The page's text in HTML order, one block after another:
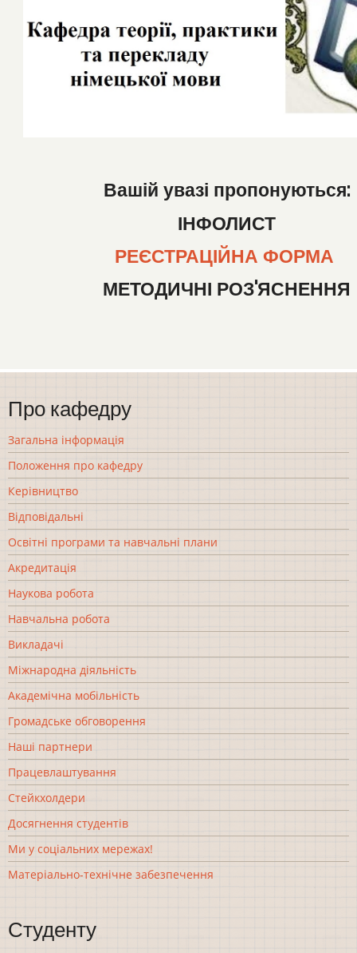
Вашій увазі пропонуються:
ІНФОЛИСТ
РЕЄСТРАЦІЙНА ФОРМА
МЕТОДИЧНІ РОЗ'ЯСНЕННЯ
Про кафедру
Загальна інформація
Положення про кафедру
Керівництво
Відповідальні
Освітні програми та навчальні плани
Акредитація
Наукова робота
Навчальна робота
Викладачі
Міжнародна діяльність
Академічна мобільність
Громадське обговорення
Наші партнери
Працевлаштування
Стейкхолдери
Досягнення студентів
Ми у соціальних мережах!
Матеріально-технічне забезпечення
Студенту